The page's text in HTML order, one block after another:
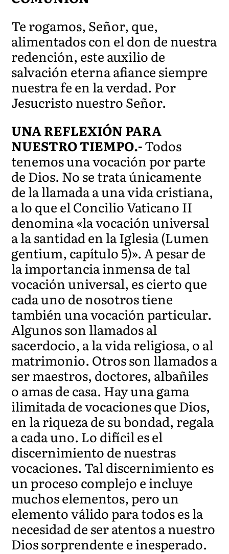
Te rogamos, Señor, que,
alimentados con el don de nuestra
redención, este auxilio de
salvación eterna afiance siempre
nuestra fe en la verdad. Por
Jesucristo nuestro Señor.
UNA REFLEXIÓN PARA
NUESTRO TIEMPO.-Todos
tenemos una vocación por parte
de Dios. No se trata únicamente
de la llamada a una vida cristiana,
a lo que el Concilio Vaticano II
denomina «la vocación universal
a la santidad en la Iglesia (Lumen
gentium, capítulo 5)». A pesar de
la importancia inmensa de tal
vocación universal, es cierto que
cada uno de nosotros tiene
también una vocación particular.
Algunos son llamados al
sacerdocio, a la vida religiosa, o al
matrimonio. Otros son llamados a
ser maestros, doctores, albañiles
o amas de casa. Hay una gama
ilimitada de vocaciones que Dios,
en la riqueza de su bondad, regala
a cada uno. Lo difícil es el
discernimiento de nuestras
vocaciones. Tal discernimiento es
un proceso complejo e incluye
muchos elementos, pero un
elemento válido para todos es la
necesidad de ser atentos a nuestro
Dios sorprendente e inesperado.